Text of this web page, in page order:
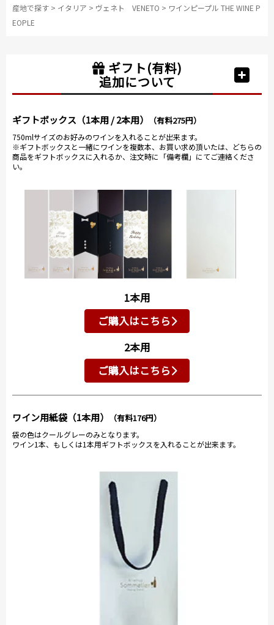
産地で探す > イタリア > ヴェネト VENETO > ワインピープル THE WINE P
EOPLE
ギフト(有料)
追加について
ギフトボックス（1本用 / 2本用） （有料275円）
750mlサイズのお好みのワインを入れることが出来ます。
※ギフトボックスと一緒にワインを複数本、お買い求め頂いたは、どちらの
商品をギフトボックスに入れるか、注文時に「備考欄」にてご連絡くださ
い。
1本用
ご購入はこちら
2本用
ご購入はこちら
ワイン用紙袋（1本用） （有料176円）
袋の色はクールグレーのみとなります。
ワイン1本、もしくは1本用ギフトボックスを入れることが出来ます。